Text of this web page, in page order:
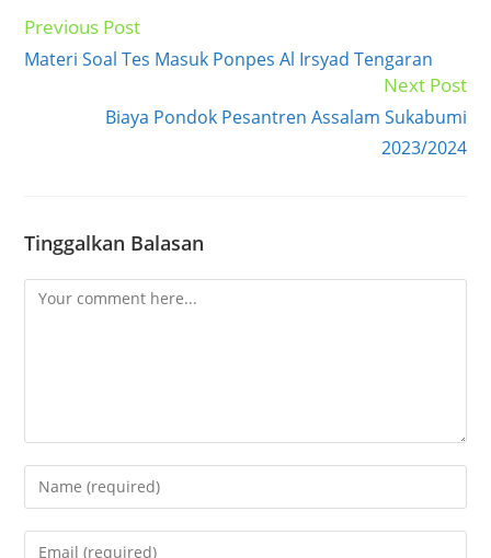
Read
articles
Previous Post
Materi Soal Tes Masuk Ponpes Al Irsyad Tengaran
Next Post
Biaya Pondok Pesantren Assalam Sukabumi
2023/2024
Tinggalkan Balasan
Comment
Enter
your
name
Enter